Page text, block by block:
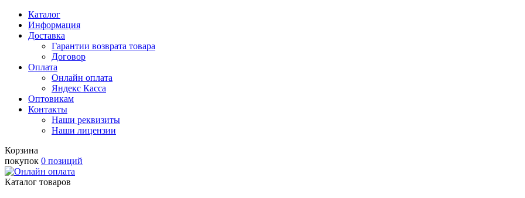
Каталог
Информация
Доставка
Гарантии возврата товара
Договор
Оплата
Онлайн оплата
Яндекс Касса
Оптовикам
Контакты
Наши реквизиты
Наши лицензии
Корзина
покупок 0 позиций
Каталог товаров